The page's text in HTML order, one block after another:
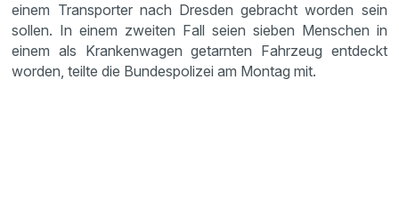
einem Transporter nach Dresden gebracht worden sein
sollen. In einem zweiten Fall seien sieben Menschen in
einem als Krankenwagen getarnten Fahrzeug entdeckt
worden, teilte die Bundespolizei am Montag mit.